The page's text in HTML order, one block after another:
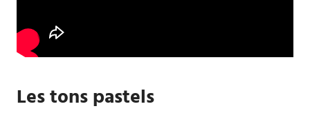
Les tons pastels